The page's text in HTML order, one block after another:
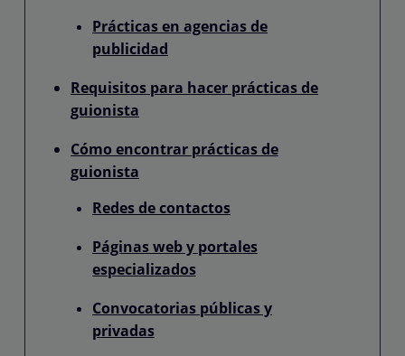
Prácticas en agencias de
publicidad
Requisitos para hacer prácticas de
guionista
Cómo encontrar prácticas de
guionista
Redes de contactos
Páginas web y portales
especializados
Convocatorias públicas y
privadas